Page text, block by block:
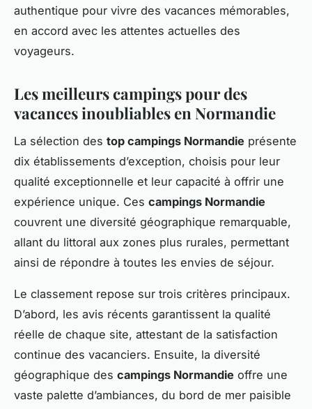
authentique pour vivre des vacances mémorables,
en accord avec les attentes actuelles des
voyageurs.
Les meilleurs campings pour des
vacances inoubliables en Normandie
La sélection des top campings Normandie présente
dix établissements d’exception, choisis pour leur
qualité exceptionnelle et leur capacité à offrir une
expérience unique. Ces campings Normandie
couvrent une diversité géographique remarquable,
allant du littoral aux zones plus rurales, permettant
ainsi de répondre à toutes les envies de séjour.
Le classement repose sur trois critères principaux.
D’abord, les avis récents garantissent la qualité
réelle de chaque site, attestant de la satisfaction
continue des vacanciers. Ensuite, la diversité
géographique des campings Normandie offre une
vaste palette d’ambiances, du bord de mer paisible